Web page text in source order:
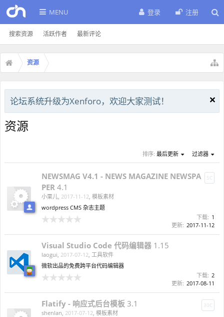
MENU
搜索资源 活跃作者 最新评论
登录 注册
资源
论坛系统升级为Xenforo，欢迎大家测试！
资源
排序: 最后更新 过滤器
5C
NEWSMAG V4.1 - NEWS MAGAZINE NEWSPA
PER 4.1
小栗儿, 2017-11-12, 模板素材
wordpress CMS 杂志主题
下载: 1
更新: 2017-11-12
Visual Studio Code 代码编辑器 1.15
laogui, 2017-07-12, 工具软件
微软出品的免费跨平台代码编辑器
下载: 2
更新: 2017-08-11
30C
Flatify - 响应式后台模板 3.1
shenlan, 2017-07-12, 模板素材